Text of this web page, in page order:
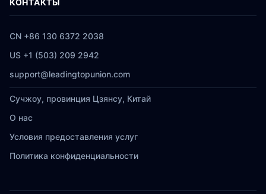
КОНТАКТЫ
CN +86 130 6372 2038
US +1 (503) 209 2942
support@leadingtopunion.com
Сучжоу, провинция Цзянсу, Китай
О нас
Условия предоставления услуг
Политика конфиденциальности